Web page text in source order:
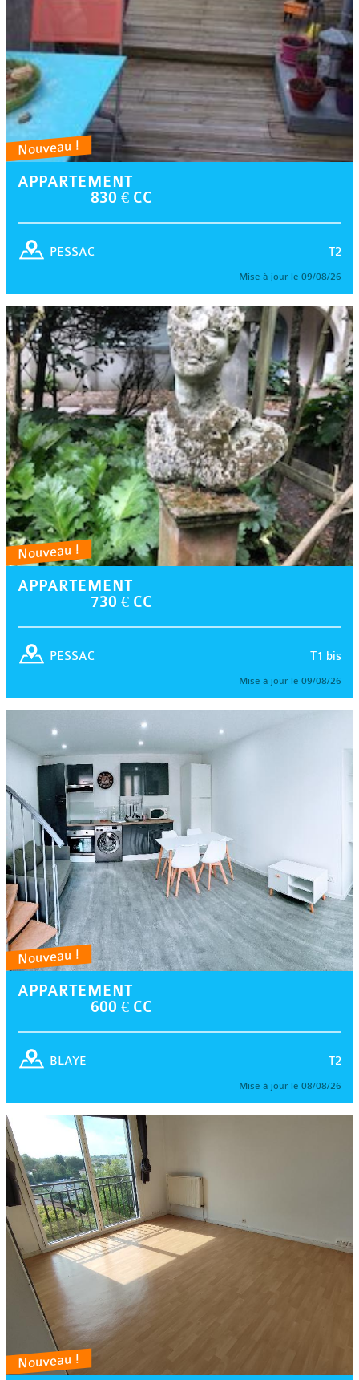
Nouveau !
APPARTEMENT
830 € CC
T2
PESSAC
Mise à jour le 09/08/26
Nouveau !
APPARTEMENT
730 € CC
T1 bis
PESSAC
Mise à jour le 09/08/26
Nouveau !
APPARTEMENT
600 € CC
T2
BLAYE
Mise à jour le 08/08/26
Nouveau !